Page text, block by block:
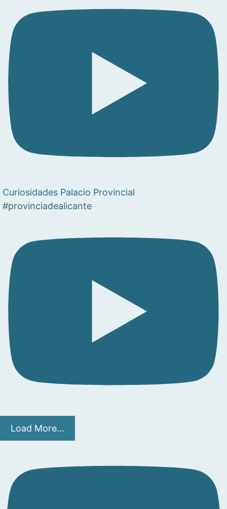
Curiosidades Palacio Provincial
#provinciadealicante
Load More...